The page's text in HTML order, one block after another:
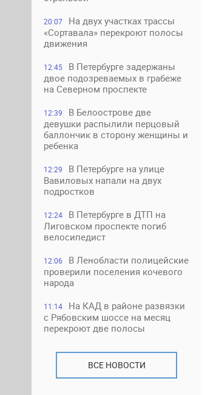
20:07
На двух участках трассы
«Сортавала» перекроют полосы
движения
12:45
В Петербурге задержаны
двое подозреваемых в грабеже
на Северном проспекте
12:39
В Белоострове две
девушки распылили перцовый
баллончик в сторону женщины и
ребенка
12:29
В Петербурге на улице
Вавиловых напали на двух
подростков
12:24
В Петербурге в ДТП на
Лиговском проспекте погиб
велосипедист
12:06
В Ленобласти полицейские
проверили поселения кочевого
народа
11:14
На КАД в районе развязки
с Рябовским шоссе на месяц
перекроют две полосы
ВСЕ НОВОСТИ